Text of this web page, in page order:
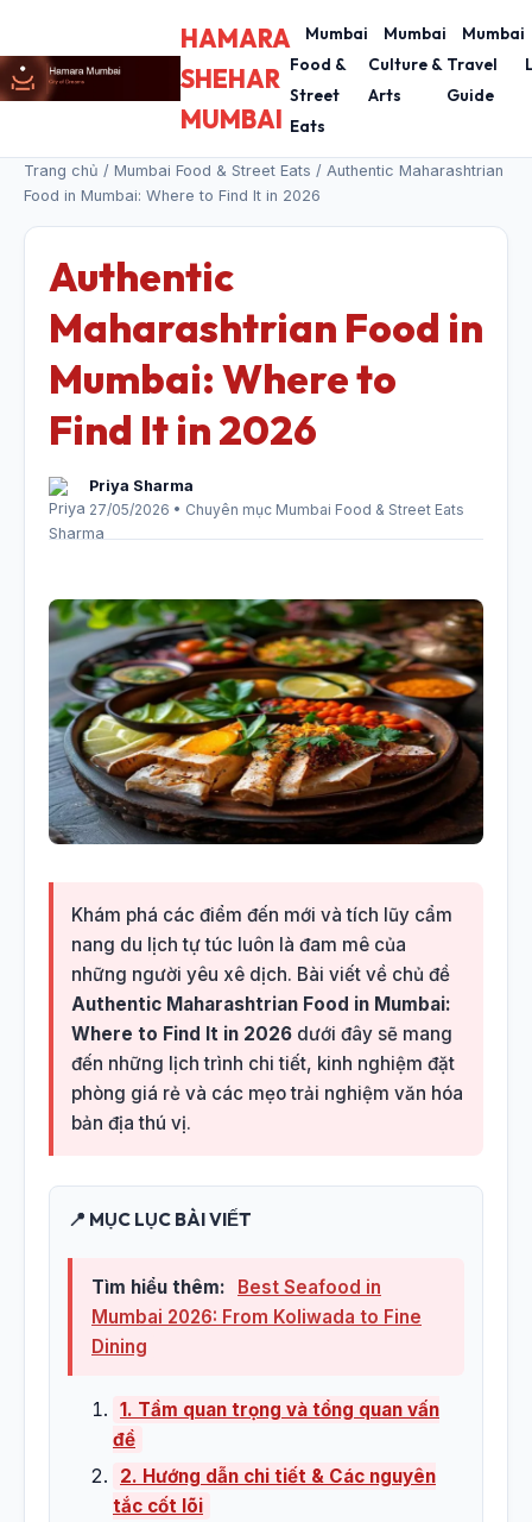
HAMARA
SHEHAR
MUMBAI
Mumbai
Food &
Street
Eats
Mumbai
Culture &
Arts
Mumbai
Travel
Guide
Trang chủ / Mumbai Food & Street Eats / Authentic Maharashtrian
Food in Mumbai: Where to Find It in 2026
Authentic
Maharashtrian Food in
Mumbai: Where to
Find It in 2026
Priya Sharma
27/05/2026 • Chuyên mục Mumbai Food & Street Eats
Khám phá các điểm đến mới và tích lũy cẩm
nang du lịch tự túc luôn là đam mê của
những người yêu xê dịch. Bài viết về chủ đề
Authentic Maharashtrian Food in Mumbai:
Where to Find It in 2026 dưới đây sẽ mang
đến những lịch trình chi tiết, kinh nghiệm đặt
phòng giá rẻ và các mẹo trải nghiệm văn hóa
bản địa thú vị.
📍 MỤC LỤC BÀI VIẾT
Tìm hiểu thêm:
Best Seafood in
Mumbai 2026: From Koliwada to Fine
Dining
1. Tầm quan trọng và tổng quan vấn
đề
2. Hướng dẫn chi tiết & Các nguyên
tắc cốt lõi